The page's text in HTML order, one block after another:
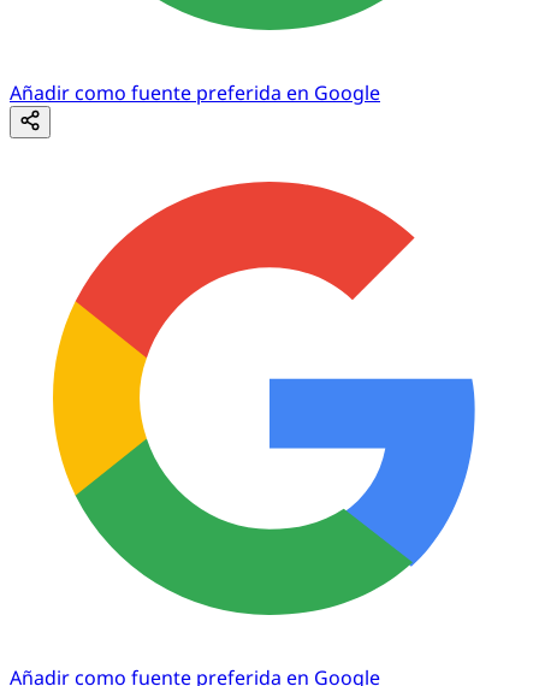
Añadir como fuente preferida en Google
Añadir como fuente preferida en Google